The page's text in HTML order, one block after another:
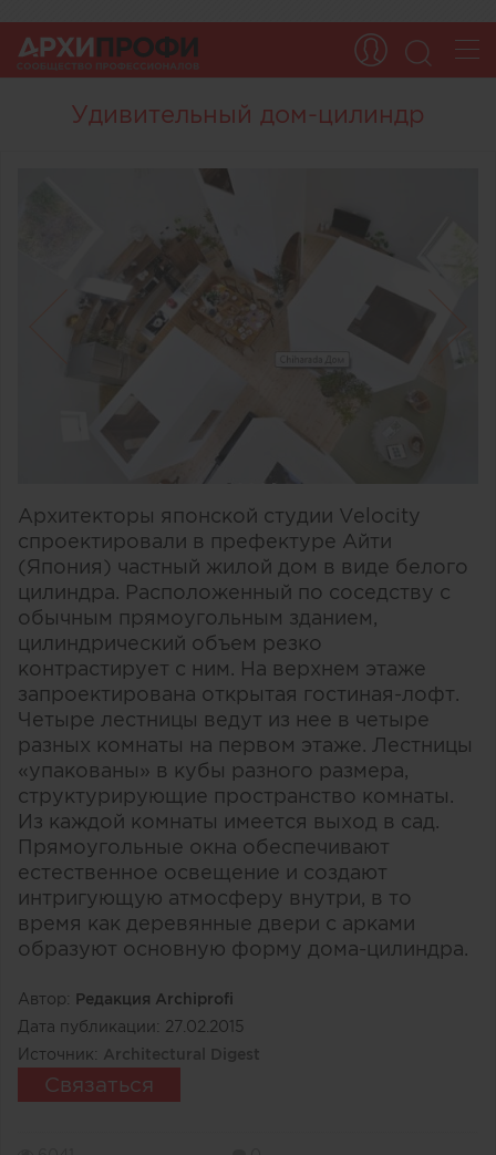
Удивительный дом-цилиндр
Архитекторы японской студии Velocity
спроектировали в префектуре Айти
(Япония) частный жилой дом в виде белого
цилиндра. Расположенный по соседству с
обычным прямоугольным зданием,
цилиндрический объем резко
контрастирует с ним. На верхнем этаже
запроектирована открытая гостиная-лофт.
Четыре лестницы ведут из нее в четыре
разных комнаты на первом этаже. Лестницы
«упакованы» в кубы разного размера,
структурирующие пространство комнаты.
Из каждой комнаты имеется выход в сад.
Прямоугольные окна обеспечивают
естественное освещение и создают
интригующую атмосферу внутри, в то
время как деревянные двери с арками
образуют основную форму дома-цилиндра.
Автор: Редакция Archiprofi
Дата публикации: 27.02.2015
Источник: Architectural Digest
Связаться